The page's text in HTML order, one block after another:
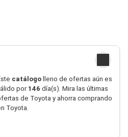
catálogolleno de ofertas aún es
por 146 día(s). Mira las últimas
de Toyota y ahorra comprando
Toyota.